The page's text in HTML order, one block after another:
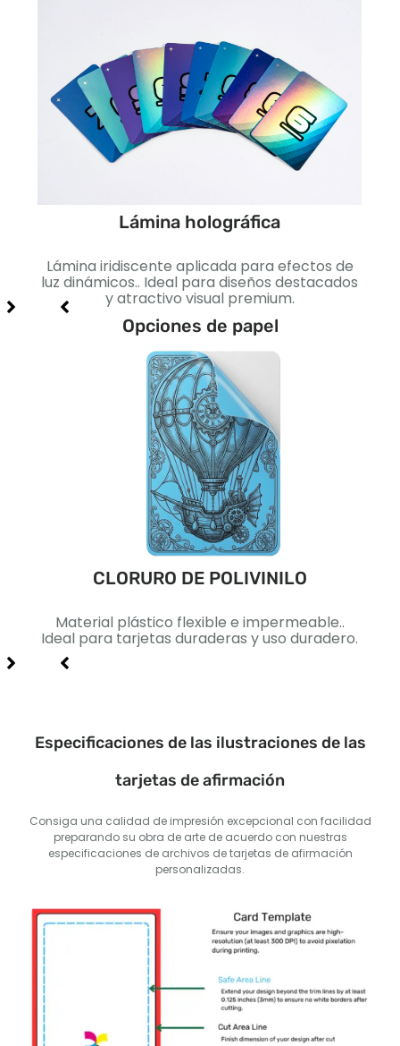
Lámina holográfica
Lámina iridiscente aplicada para efectos de
luz dinámicos.. Ideal para diseños destacados
y atractivo visual premium.
Opciones de papel
CLORURO DE POLIVINILO
Material plástico flexible e impermeable..
Ideal para tarjetas duraderas y uso duradero.
Especificaciones de las ilustraciones de las
tarjetas de afirmación
Consiga una calidad de impresión excepcional con facilidad
preparando su obra de arte de acuerdo con nuestras
especificaciones de archivos de tarjetas de afirmación
personalizadas.